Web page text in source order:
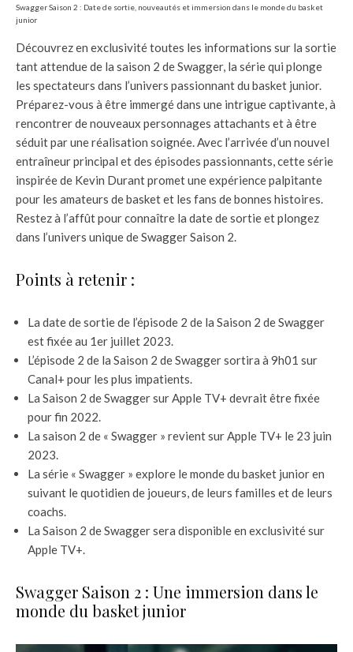
Swagger Saison 2 : Date de sortie, nouveautés et immersion dans le monde du basket
junior
Découvrez en exclusivité toutes les informations sur la sortie
tant attendue de la saison 2 de Swagger, la série qui plonge
les spectateurs dans l’univers passionnant du basket junior.
Préparez-vous à être immergé dans une intrigue captivante, à
rencontrer de nouveaux personnages attachants et à être
séduit par une réalisation soignée. Avec l’arrivée d’un nouvel
entraîneur principal et des épisodes passionnants, cette série
inspirée de Kevin Durant promet une expérience palpitante
pour les amateurs de basket et les fans de bonnes histoires.
Restez à l’affût pour connaître la date de sortie et plongez
dans l’univers unique de Swagger Saison 2.
Points à retenir :
La date de sortie de l’épisode 2 de la Saison 2 de Swagger
est fixée au 1er juillet 2023.
L’épisode 2 de la Saison 2 de Swagger sortira à 9h01 sur
Canal+ pour les plus impatients.
La Saison 2 de Swagger sur Apple TV+ devrait être fixée
pour fin 2022.
La saison 2 de « Swagger » revient sur Apple TV+ le 23 juin
2023.
La série « Swagger » explore le monde du basket junior en
suivant le quotidien de joueurs, de leurs familles et de leurs
coachs.
La Saison 2 de Swagger sera disponible en exclusivité sur
Apple TV+.
Swagger Saison 2 : Une immersion dans le
monde du basket junior